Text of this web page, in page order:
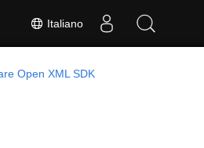
Italiano
Open XML SDK